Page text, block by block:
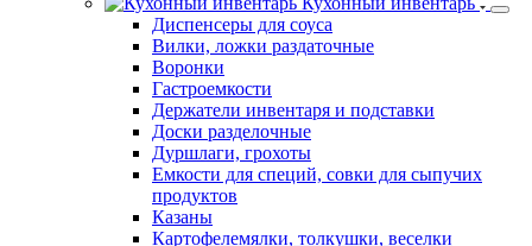
Диспенсеры для соуса
Вилки, ложки раздаточные
Воронки
Гастроемкости
Держатели инвентаря и подставки
Доски разделочные
Дуршлаги, грохоты
Емкости для специй, совки для сыпучих
продуктов
Казаны
Картофелемялки, толкушки, веселки